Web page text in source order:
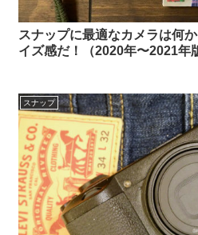
スナップに最適なカメラは何
イズ感だ！（2020年〜2021年
スナップ